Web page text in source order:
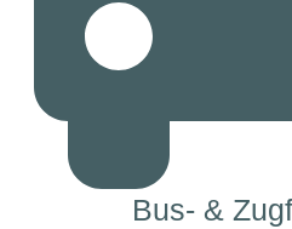
Bus- &